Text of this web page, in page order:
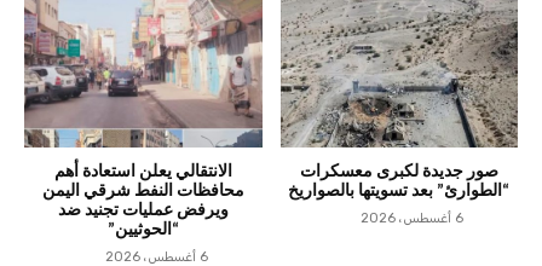
صور جديدة لكبرى معسكرات
“الطوارئ” بعد تسويتها بالصواريخ
6 أغسطس، 2026
الانتقالي يعلن استعادة أهم
محافظات النفط شرقي اليمن
ويرفض عمليات تجنيد ضد
“الحوثيين”
6 أغسطس، 2026